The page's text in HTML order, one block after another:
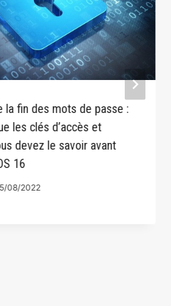
la fin des mots de passe :
les clés d’accès et
devez le savoir avant
16
08/2022